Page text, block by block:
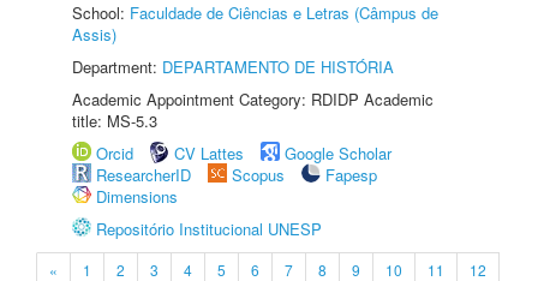
School: Faculdade de Ciências e Letras (Câmpus de
Assis)
Department: DEPARTAMENTO DE HISTÓRIA
Academic Appointment Category: RDIDP Academic
title: MS-5.3
Orcid
CV Lattes
Google Scholar
ResearcherID
Scopus
Fapesp
Dimensions
Repositório Institucional UNESP
« 1 2 3 4 5 6 7 8 9 10 11
12